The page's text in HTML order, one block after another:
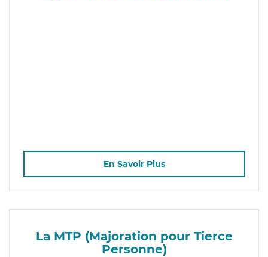
En Savoir Plus
La MTP (Majoration pour Tierce
Personne)